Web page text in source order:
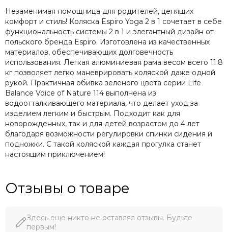
Незаменимая помощница для родителей, ценящих
комфорт и стиль! Коляска Espiro Yoga 2 в 1 сочетает в себе
функциональность системы 2 в 1 и элегантный дизайн от
польского бренда Espiro. Изготовлена из качественных
материалов, обеспечивающих долговечность
использования. Легкая алюминиевая рама весом всего 11.8
кг позволяет легко маневрировать коляской даже одной
рукой. Практичная обивка зеленого цвета серии Life
Balance Voice of Nature 114 выполнена из
водоотталкивающего материала, что делает уход за
изделием легким и быстрым. Подходит как для
новорожденных, так и для детей возрастом до 4 лет
благодаря возможности регулировки спинки сидения и
подножки. С такой коляской каждая прогулка станет
настоящим приключением!
Отзывы о товаре
Здесь еще никто не оставлял отзывы. Будьте
первым!